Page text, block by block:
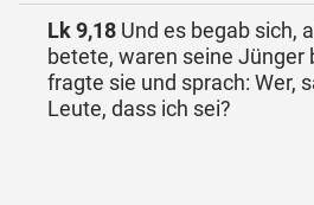
Lk 9,18 Und es begab sich,
betete, waren seine Jünger
fragte sie und sprach: Wer,
Leute, dass ich sei?